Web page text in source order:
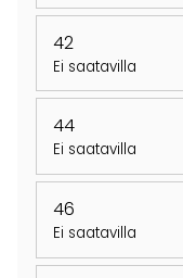
42
Ei saatavilla
44
Ei saatavilla
46
Ei saatavilla